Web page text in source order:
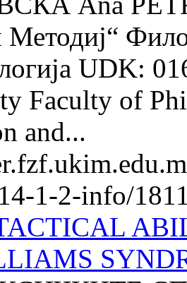
UDK:
Faculty of
and...
1-2-info/